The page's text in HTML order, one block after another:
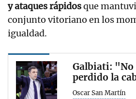
y ataques rápidosque
conjunto vitoriano en los
igualdad.
Galbiati: "No
perdido la
Oscar San Martín